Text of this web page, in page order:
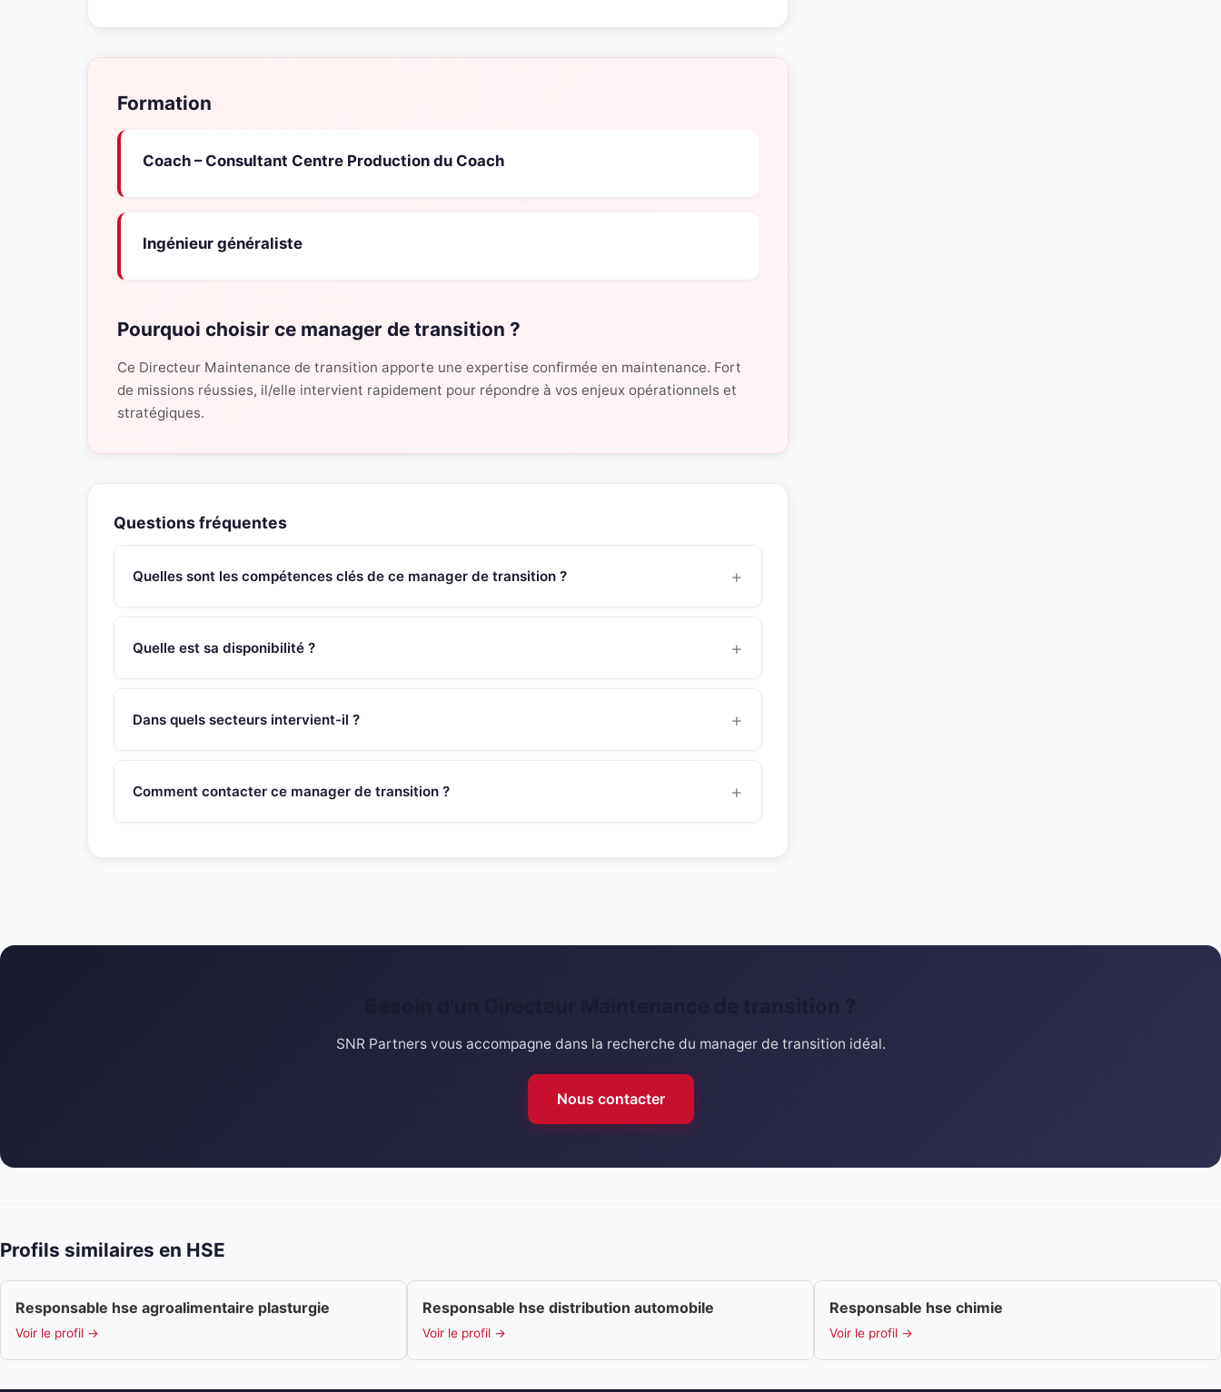
Formation
Coach – Consultant Centre Production du Coach
Ingénieur généraliste
Pourquoi choisir ce manager de transition ?
Ce Directeur Maintenance de transition apporte une expertise confirmée en maintenance. Fort
de missions réussies, il/elle intervient rapidement pour répondre à vos enjeux opérationnels et
stratégiques.
Questions fréquentes
Quelles sont les compétences clés de ce manager de transition ?
d’équipe, conduite du changement, système de management intégré/Réglementation, management de la
Quelle est sa disponibilité ?
SNR Partners vérifie la disponibilité de chaque manager avant de vous le présenter.
Dans quels secteurs intervient-il ?
egalement des contextes de transformation, restructuration et croissance dans des environnements
Comment contacter ce manager de transition ?
SNR Partners vous accompagne dans la recherche du manager de transition idéal.
Nous contacter
Profils similaires en HSE
Responsable hse agroalimentaire plasturgie
Voir le profil →
Responsable hse distribution automobile
Voir le profil →
Responsable hse chimie
Voir le profil →